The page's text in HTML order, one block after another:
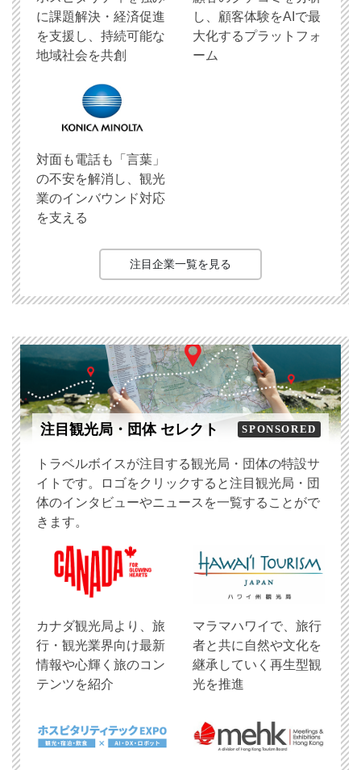
に課題解決・経済促進
を支援し、持続可能な
地域社会を共創
し、顧客体験をAIで最
大化するプラットフォ
ーム
対面も電話も「言葉」
の不安を解消し、観光
業のインバウンド対応
を支える
注目企業一覧を見る
注目観光局・団体 セレクト SPONSORED
トラベルボイスが注目する観光局・団体の特設サ
イトです。ロゴをクリックすると注目観光局・団
体のインタビューやニュースを一覧することがで
きます。
​カナダ観光局より、旅
行・観光業界向け最新
情報や心輝く旅のコン
テンツを紹介
マラマハワイで、旅行
者と共に自然や文化を
継承していく再生型観
光を推進